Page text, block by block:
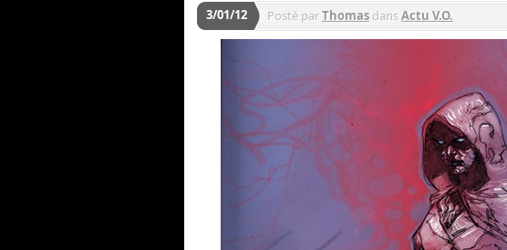
3/01/12 Posté parThomas dansActu V.O.